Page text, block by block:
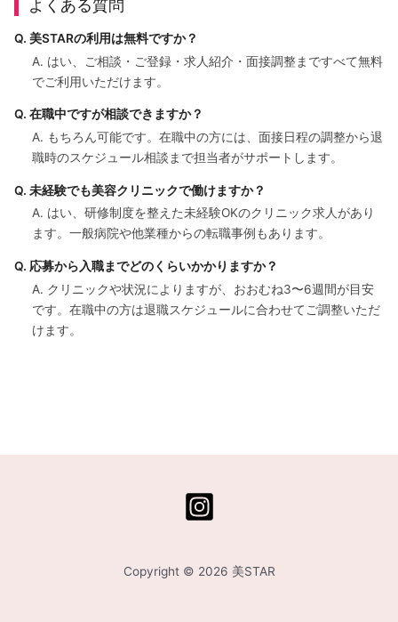
よくある質問
Q. 美STARの利用は無料ですか？
A. はい、ご相談・ご登録・求人紹介・面接調整まですべて無料
でご利用いただけます。
Q. 在職中ですが相談できますか？
A. もちろん可能です。在職中の方には、面接日程の調整から退
職時のスケジュール相談まで担当者がサポートします。
Q. 未経験でも美容クリニックで働けますか？
A. はい、研修制度を整えた未経験OKのクリニック求人があり
ます。一般病院や他業種からの転職事例もあります。
Q. 応募から入職までどのくらいかかりますか？
A. クリニックや状況によりますが、おおむね3〜6週間が目安
です。在職中の方は退職スケジュールに合わせてご調整いただ
けます。
Copyright © 2026 美STAR